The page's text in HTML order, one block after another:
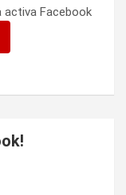
activa Facebook